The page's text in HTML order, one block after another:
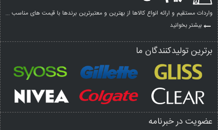
واردات مستقیم و ارائه انواع کالاها از بهترین و معتبرترین برندها با قیمت های مناسب ...
بیشتر بخوانید
برترین تولیدکنندگان ما
عضویت در خبرنامه